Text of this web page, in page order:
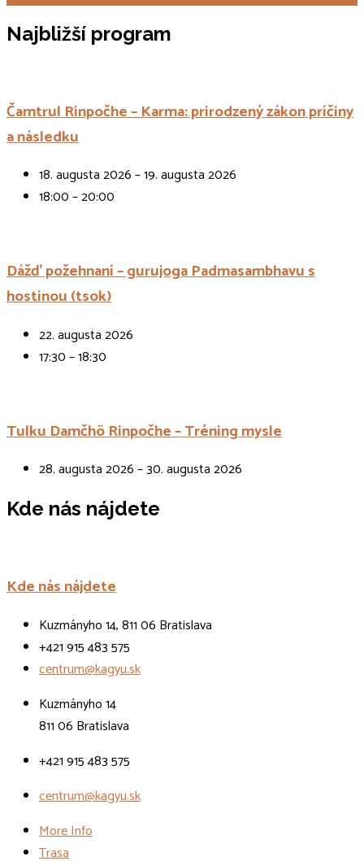
Najbližší program
Čamtrul Rinpočhe – Karma: prirodzený zákon príčiny
a následku
18. augusta 2026 – 19. augusta 2026
18:00 – 20:00
Dážď požehnaní – gurujoga Padmasambhavu s
hostinou (tsok)
22. augusta 2026
17:30 – 18:30
Tulku Damčhö Rinpočhe – Tréning mysle
28. augusta 2026 – 30. augusta 2026
Kde nás nájdete
Kde nás nájdete
Kuzmányho 14, 811 06 Bratislava
+421 915 483 575
centrum@kagyu.sk
Kuzmányho 14
811 06 Bratislava
+421 915 483 575
centrum@kagyu.sk
More Info
Trasa